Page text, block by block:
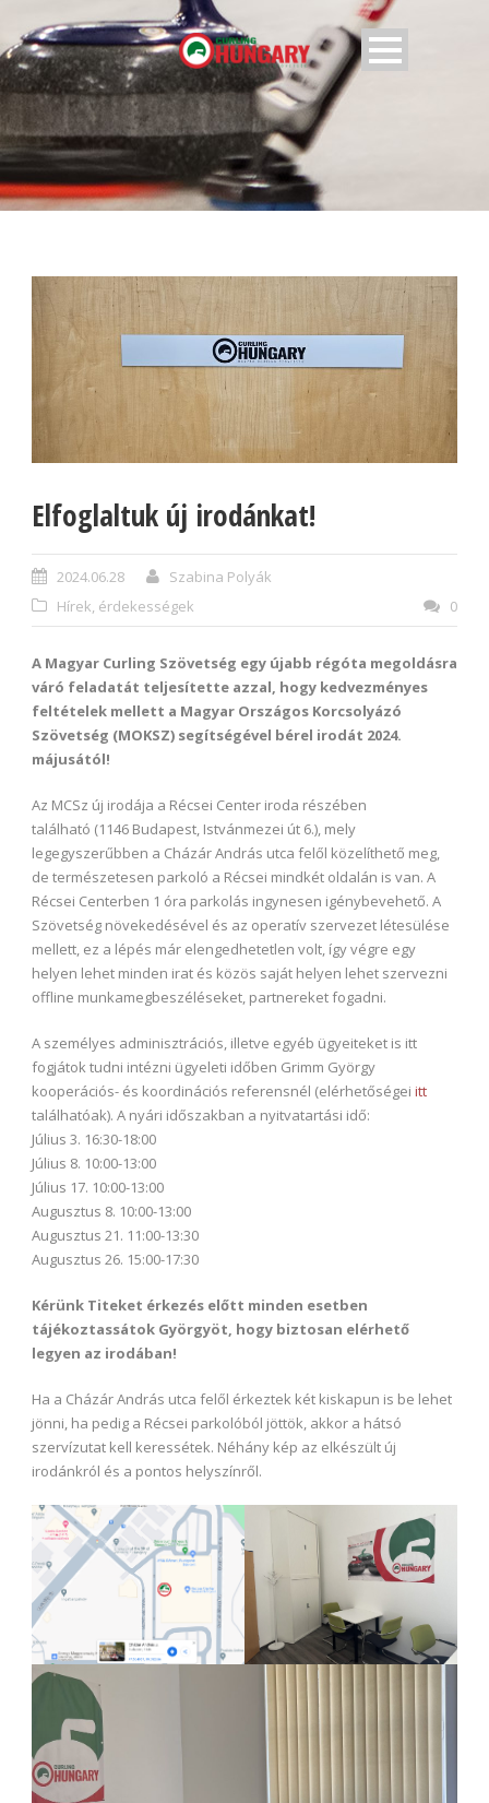
Elfoglaltuk új irodánkat!
2024.06.28
Szabina Polyák
Hírek, érdekességek
0
A Magyar Curling Szövetség egy újabb régóta megoldásra
váró feladatát teljesítette azzal, hogy kedvezményes
feltételek mellett a Magyar Országos Korcsolyázó
Szövetség (MOKSZ) segítségével bérel irodát 2024.
májusától!
Az MCSz új irodája a Récsei Center iroda részében
található (1146 Budapest, Istvánmezei út 6.), mely
legegyszerűbben a Cházár András utca felől közelíthető meg,
de természetesen parkoló a Récsei mindkét oldalán is van. A
Récsei Centerben 1 óra parkolás ingynesen igénybevehető. A
Szövetség növekedésével és az operatív szervezet létesülése
mellett, ez a lépés már elengedhetetlen volt, így végre egy
helyen lehet minden irat és közös saját helyen lehet szervezni
offline munkamegbeszéléseket, partnereket fogadni.
A személyes adminisztrációs, illetve egyéb ügyeiteket is itt
fogjátok tudni intézni ügyeleti időben Grimm György
kooperációs- és koordinációs referensnél (elérhetőségei itt
találhatóak). A nyári időszakban a nyitvatartási idő:
Július 3. 16:30-18:00
Július 8. 10:00-13:00
Július 17. 10:00-13:00
Augusztus 8. 10:00-13:00
Augusztus 21. 11:00-13:30
Augusztus 26. 15:00-17:30
Kérünk Titeket érkezés előtt minden esetben
tájékoztassátok Györgyöt, hogy biztosan elérhető
legyen az irodában!
Ha a Cházár András utca felől érkeztek két kiskapun is be lehet
jönni, ha pedig a Récsei parkolóból jöttök, akkor a hátsó
szervízutat kell keressétek. Néhány kép az elkészült új
irodánkról és a pontos helyszínről.